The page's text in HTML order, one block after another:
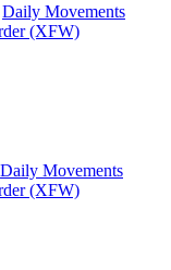
Daily Movements
(XFW)
Daily Movements
(XFW)